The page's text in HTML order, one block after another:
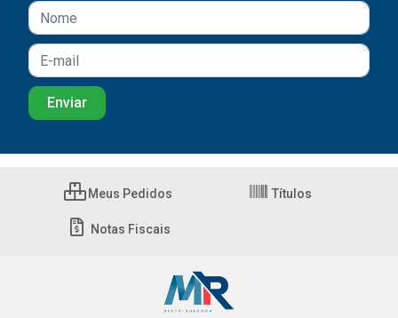
Meus Pedidos Títulos
Notas Fiscais